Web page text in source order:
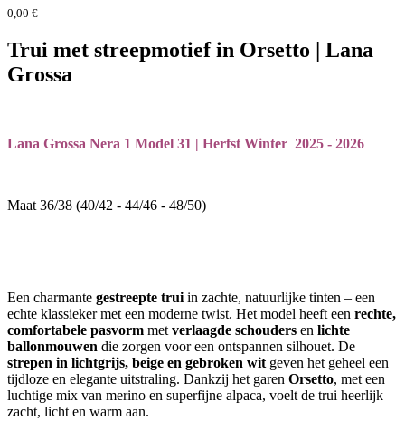
0,00€
Trui met streepmotief in Orsetto | Lana
Grossa
Lana Grossa Nera 1 Model 31 | Herfst Winter 2025 - 2026
Maat 36/38 (40/42 - 44/46 - 48/50)
Een charmante gestreepte trui in zachte, natuurlijke tinten – een
echte klassieker met een moderne twist. Het model heeft een rechte,
comfortabele pasvorm met verlaagde schouders en lichte
ballonmouwen die zorgen voor een ontspannen silhouet. De
strepen in lichtgrijs, beige en gebroken wit geven het geheel een
tijdloze en elegante uitstraling. Dankzij het garen Orsetto, met een
luchtige mix van merino en superfijne alpaca, voelt de trui heerlijk
zacht, licht en warm aan.